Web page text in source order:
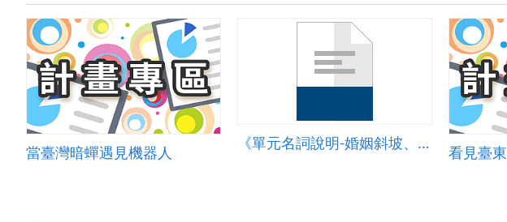
當臺灣暗蟬遇見機器人
《單元名詞說明-婚姻斜坡、婚姻排擠》簡報
看見臺東